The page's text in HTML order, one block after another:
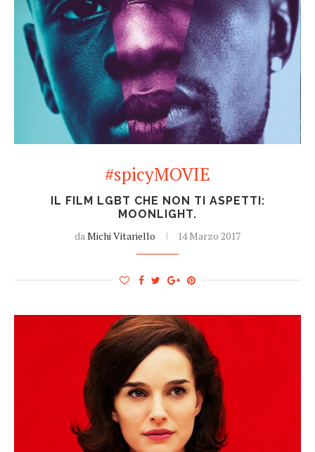
#spicyMOVIE
IL FILM LGBT CHE NON TI ASPETTI:
MOONLIGHT.
daMichi Vitariello 14 Marzo 2017